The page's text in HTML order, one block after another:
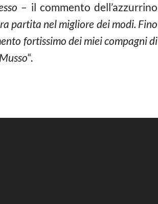
– il commento dell’azzurrino
partita nel migliore dei modi. Fino
fortissimo dei miei compagni di
“.